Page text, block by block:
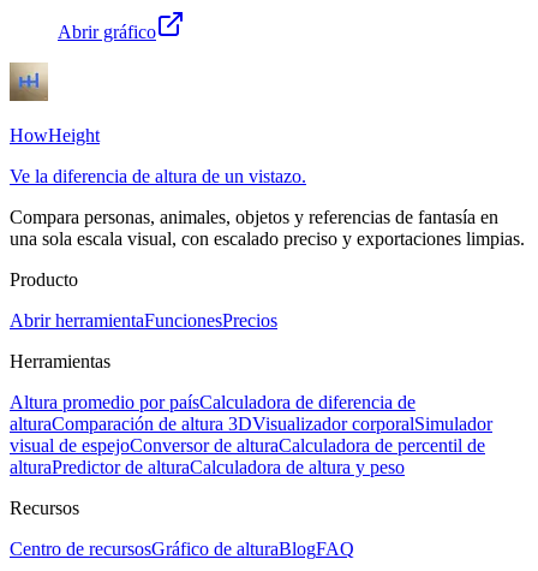
Abrir gráfico
HowHeight
Ve la diferencia de altura de un vistazo.
Compara personas, animales, objetos y referencias de fantasía en
una sola escala visual, con escalado preciso y exportaciones limpias.
Producto
Abrir herramientaFuncionesPrecios
Herramientas
Altura promedio por paísCalculadora de diferencia de
alturaComparación de altura 3DVisualizador corporalSimulador
visual de espejoConversor de alturaCalculadora de percentil de
alturaPredictor de alturaCalculadora de altura y peso
Recursos
Centro de recursosGráfico de alturaBlogFAQ